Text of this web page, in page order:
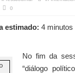
0
estimado: 4 minutos
No fim da
“diálogo